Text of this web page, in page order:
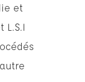
et
L.S.I